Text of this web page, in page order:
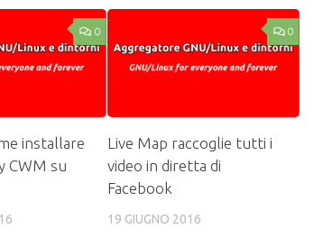
0
installare
CWM su
0
Live Map raccoglie tutti i
video in diretta di
Facebook
19 GIUGNO 2016